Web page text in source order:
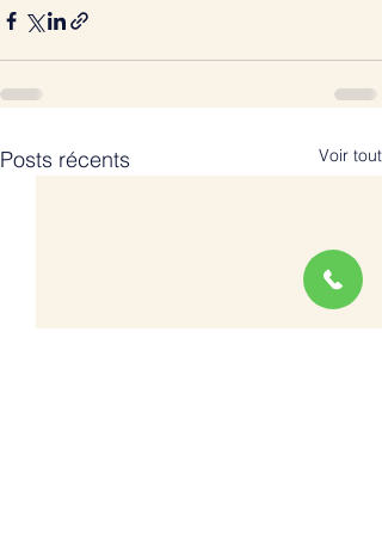
Posts récents Voir tout